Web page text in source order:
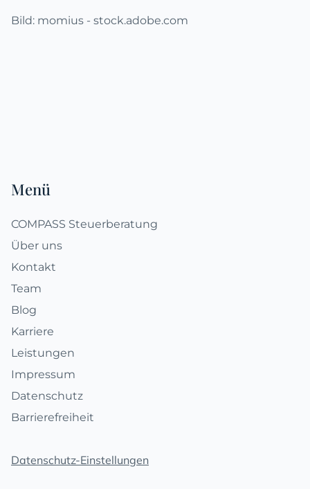
Bild: momius - stock.adobe.com
Menü
COMPASS Steuerberatung
Über uns
Kontakt
Team
Blog
Karriere
Leistungen
Impressum
Datenschutz
Barrierefreiheit
Datenschutz-Einstellungen